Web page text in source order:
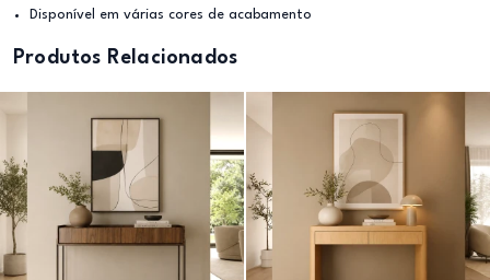
Disponível em várias cores de acabamento
Produtos Relacionados